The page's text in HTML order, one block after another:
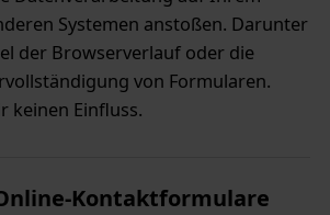
Systemen anstoßen. Darunter
der Browserverlauf oder die
von Formularen.
keinen Einfluss.
Kontaktformulare